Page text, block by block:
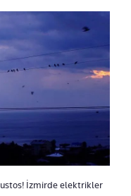
İzmirde elektrikler